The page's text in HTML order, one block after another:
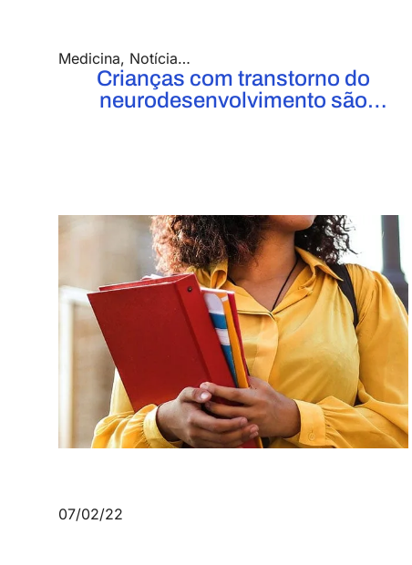
Medicina, Notícias ,
Crianças com transtorno do
neurodesenvolvimento são
07/02/22